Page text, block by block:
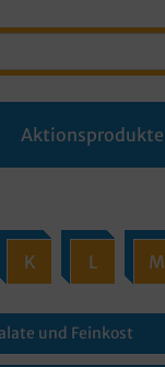
Aktionsprodukte
K L M
und Feinkost